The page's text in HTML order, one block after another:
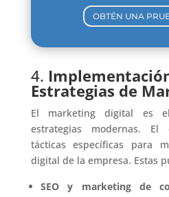
OBTÉN UNA
4.
Estrategias de
El marketing digital es
estrategias modernas. El
tácticas específicas para
digital de la empresa. Estas
SEO y marketing de